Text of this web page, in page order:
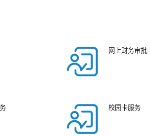
网上财务审批
校园卡服务